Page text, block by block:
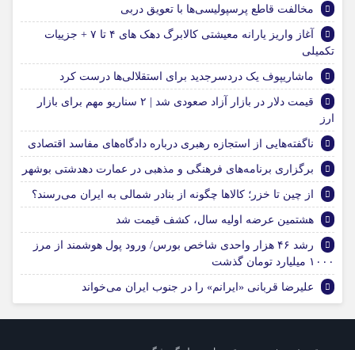
مخالفت قاطع پرسپولیسی‌ها با تعویق دربی
آغاز واریز یارانه معیشتی کالابرگ دهک های ۴ تا ۷ + جزییات
تکمیلی
ماشاریپوف یک دردسرجدید‌‌‌ برای استقلالی‌ها درست کرد
قیمت دلار در بازار آزاد صعودی شد | ۲ سناریو مهم برای بازار
ارز
ناگفته‌هایی از استجازه رهبری درباره دادگاه‌های مفاسد اقتصادی
برگزاری برنامه‌های فرهنگی و مذهبی در عمارت دهدشتی بوشهر
از چین تا خزر؛ کالاها چگونه از بنادر شمالی به ایران می‌رسند؟
هشتمین عرضه اولیه سال، کشف قیمت شد
رشد ۴۶ هزار واحدی شاخص بورس/ ورود پول هوشمند از مرز
۱۰۰۰ میلیارد تومان گذشت
علیرضا قربانی «ایرانم» را در جنوب ایران می‌خواند